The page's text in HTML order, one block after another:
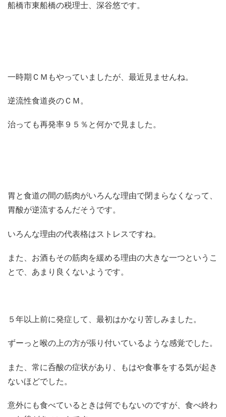
船橋市東船橋の税理士、深谷悠です。
一時期ＣＭもやっていましたが、最近見ませんね。
逆流性食道炎のＣＭ。
治っても再発率９５％と何かで見ました。
胃と食道の間の筋肉がいろんな理由で閉まらなくなって、
胃酸が逆流するんだそうです。
いろんな理由の代表格はストレスですね。
また、お酒もその筋肉を緩める理由の大きな一つというこ
とで、あまり良くないようです。
５年以上前に発症して、最初はかなり苦しみました。
ずーっと喉の上の方が張り付いているような感覚でした。
また、常に呑酸の症状があり、もはや食事をする気が起き
ないほどでした。
意外にも食べているときは何でもないのですが、食べ終わ